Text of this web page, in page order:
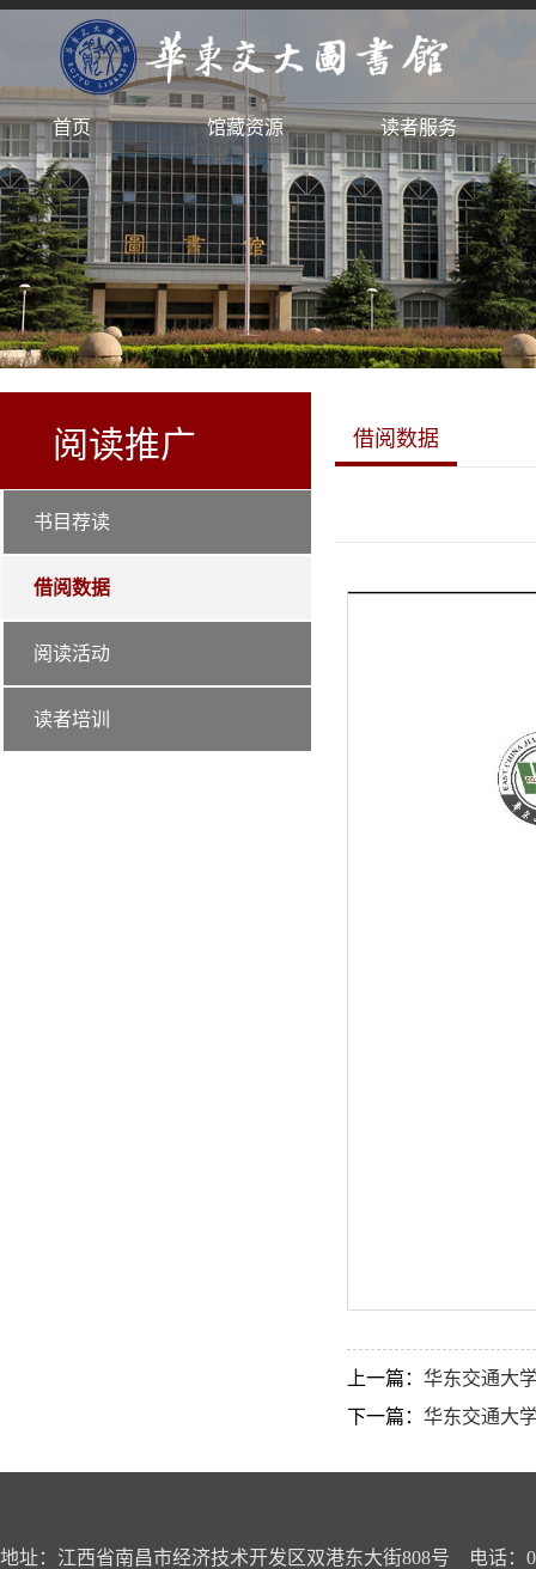
首页 馆藏资源 读者服务
阅读推广
书目荐读
借阅数据
阅读活动
读者培训
借阅数据
上一篇： 华东交通大
下一篇： 华东交通大
地址：江西省南昌市经济技术开发区双港东大街808号 电话：